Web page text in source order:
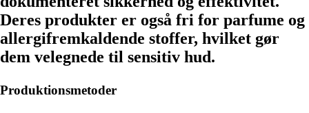
Deres produkter er også fri for parfume og
allergifremkaldende stoffer, hvilket gør
dem velegnede til sensitiv hud.
Produktionsmetoder